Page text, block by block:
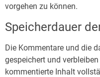
vorgehen zu können.
Speicherdauer
Die Kommentare und die
gespeichert und
kommentierte Inhalt